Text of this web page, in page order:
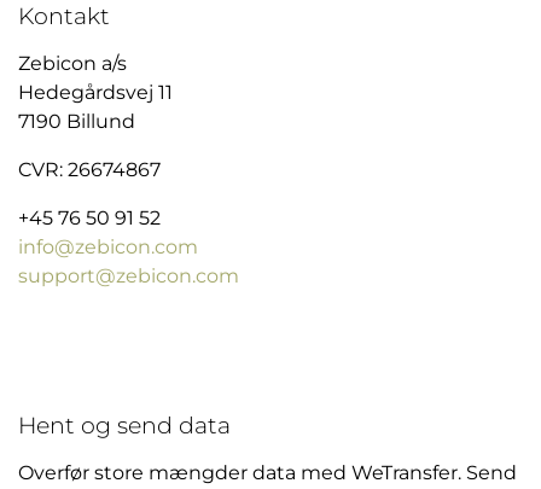
Kontakt
Zebicon a/s
Hedegårdsvej 11
7190 Billund
CVR: 26674867
+45 76 50 91 52
info@zebicon.com
support@zebicon.com
Hent og send data
Overfør store mængder data med WeTransfer. Send